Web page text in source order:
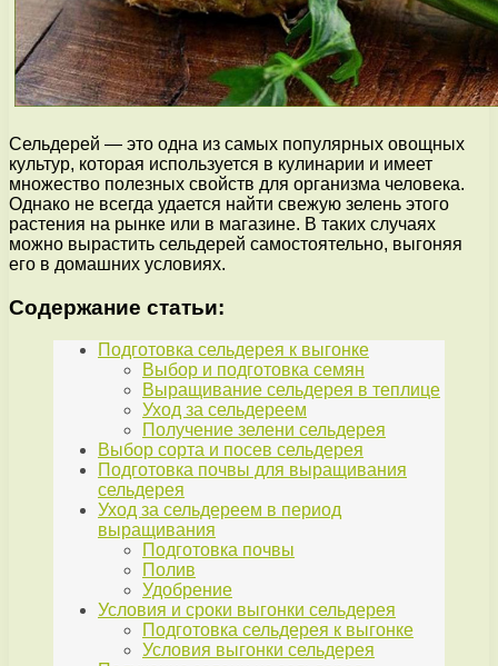
Сельдерей — это одна из самых популярных овощных
культур, которая используется в кулинарии и имеет
множество полезных свойств для организма человека.
Однако не всегда удается найти свежую зелень этого
растения на рынке или в магазине. В таких случаях
можно вырастить сельдерей самостоятельно, выгоняя
его в домашних условиях.
Содержание статьи:
Подготовка сельдерея к выгонке
Выбор и подготовка семян
Выращивание сельдерея в теплице
Уход за сельдереем
Получение зелени сельдерея
Выбор сорта и посев сельдерея
Подготовка почвы для выращивания
сельдерея
Уход за сельдереем в период
выращивания
Подготовка почвы
Полив
Удобрение
Условия и сроки выгонки сельдерея
Подготовка сельдерея к выгонке
Условия выгонки сельдерея